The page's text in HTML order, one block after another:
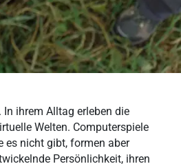
In ihrem Alltag erleben die
Welten. Computerspiele
es nicht gibt, formen aber
Persönlichkeit, ihren